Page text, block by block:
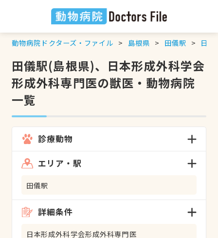
動物病院ドクターズ・ファイル 島根県 田儀駅 日本
田儀駅(島根県)、日本形成外科学会
形成外科専門医の獣医・動物病院
一覧
診療動物
エリア・駅
田儀駅
詳細条件
日本形成外科学会形成外科専門医